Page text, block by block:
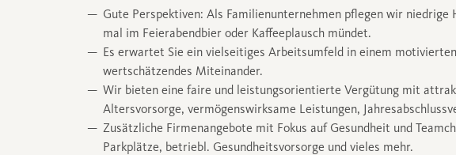
Gute Perspektiven: Als Familienunternehmen pflegen wir
mal im Feierabendbier oder Kaffeeplausch mündet.
Es erwartet Sie ein vielseitiges Arbeitsumfeld in einem
wertschätzendes Miteinander.
Wir bieten eine faire und leistungsorientierte Vergütung mit
Altersvorsorge, vermögenswirksame Leistungen,
Zusätzliche Firmenangebote mit Fokus auf Gesundheit und
Parkplätze, betriebl. Gesundheitsvorsorge und vieles mehr.